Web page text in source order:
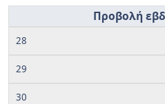
28
29
30